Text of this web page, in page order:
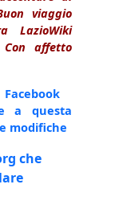
viaggio
LazioWiki
affetto
a questa
modifiche
che